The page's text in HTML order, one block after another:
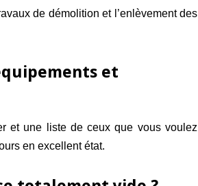
de démolition et l’enlèvement des
et
et une liste de ceux que vous voulez
en excellent état.